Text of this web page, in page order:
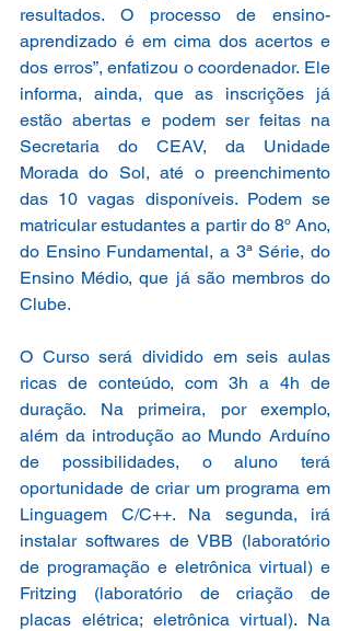
resultados. O processo de ensino-
aprendizado é em cima dos acertos e
dos erros”, enfatizou o coordenador. Ele
informa, ainda, que as inscrições já
estão abertas e podem ser feitas na
Secretaria do CEAV, da Unidade
Morada do Sol, até o preenchimento
das 10 vagas disponíveis. Podem se
matricular estudantes a partir do 8º Ano,
do Ensino Fundamental, a 3ª Série, do
Ensino Médio, que já são membros do
Clube.
O Curso será dividido em seis aulas
ricas de conteúdo, com 3h a 4h de
duração. Na primeira, por exemplo,
além da introdução ao Mundo Arduíno
de possibilidades, o aluno terá
oportunidade de criar um programa em
Linguagem C/C++. Na segunda, irá
instalar softwares de VBB (laboratório
de programação e eletrônica virtual) e
Fritzing (laboratório de criação de
placas elétrica; eletrônica virtual). Na